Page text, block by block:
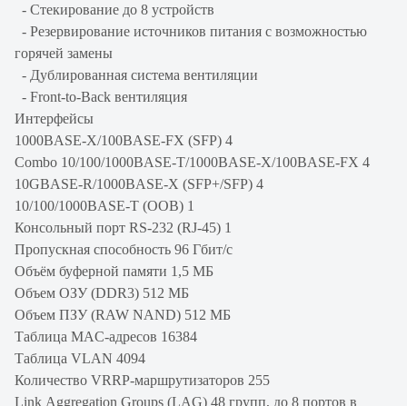
- Стекирование до 8 устройств
- Резервирование источников питания с возможностью
горячей замены
- Дублированная система вентиляции
- Front-to-Back вентиляция
Интерфейсы
1000BASE-X/100BASE-FX (SFP) 4
Combo 10/100/1000BASE-T/1000BASE-X/100BASE-FX 4
10GBASE-R/1000BASE-X (SFP+/SFP) 4
10/100/1000BASE-T (OOB) 1
Консольный порт RS-232 (RJ-45) 1
Пропускная способность 96 Гбит/с
Объём буферной памяти 1,5 МБ
Объем ОЗУ (DDR3) 512 МБ
Объем ПЗУ (RAW NAND) 512 МБ
Таблица MAC-адресов 16384
Таблица VLAN 4094
Количество VRRP-маршрутизаторов 255
Link Aggregation Groups (LAG) 48 групп, до 8 портов в